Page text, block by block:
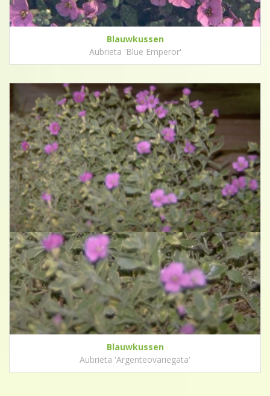
Blauwkussen
Aubrieta 'Blue Emperor'
Blauwkussen
Aubrieta 'Argenteovariegata'